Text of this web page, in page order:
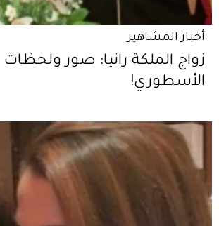
أخبار المشاهير
زواج الملكة رانيا: صور
الأسطوري!